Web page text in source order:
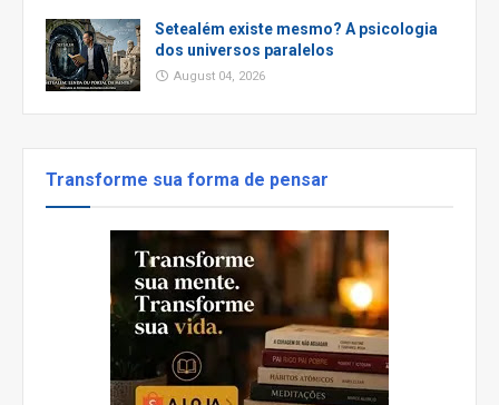
Setealém existe mesmo? A psicologia
dos universos paralelos
August 04, 2026
Transforme sua forma de pensar